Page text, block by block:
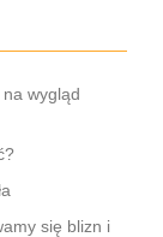
wygląd
się blizn i